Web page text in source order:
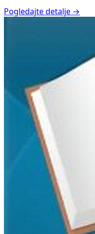
Pogledajte detalje →